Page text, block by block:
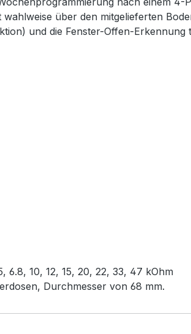
über den mitgelieferten
und die Fenster-Offen-
10, 12, 15, 20, 22, 33, 47 kOhm
Durchmesser von 68 mm.